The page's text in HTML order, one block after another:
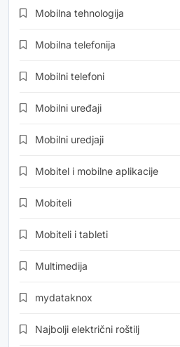
Mobilna tehnologija
Mobilna telefonija
Mobilni telefoni
Mobilni uređaji
Mobilni uredjaji
Mobitel i mobilne aplikacije
Mobiteli
Mobiteli i tableti
Multimedija
mydataknox
Najbolji električni roštilj